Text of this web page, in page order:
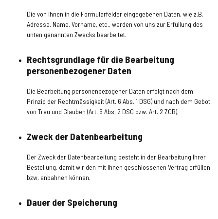
Die von Ihnen in die Formularfelder eingegebenen Daten, wie z.B.
Adresse, Name, Vorname, etc., werden von uns zur Erfüllung des
unten genannten Zwecks bearbeitet.
Rechtsgrundlage für die Bearbeitung
personenbezogener Daten
Die Bearbeitung personenbezogener Daten erfolgt nach dem
Prinzip der Rechtmässigkeit (Art. 6 Abs. 1 DSG) und nach dem Gebot
von Treu und Glauben (Art. 6 Abs. 2 DSG bzw. Art. 2 ZGB).
Zweck der Datenbearbeitung
Der Zweck der Datenbearbeitung besteht in der Bearbeitung Ihrer
Bestellung, damit wir den mit Ihnen geschlossenen Vertrag erfüllen
bzw. anbahnen können.
Dauer der Speicherung